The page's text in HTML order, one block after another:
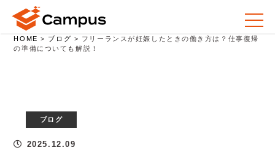
HOME > ブログ > フリーランスが妊娠したときの働き方は？仕事復帰
の準備についても解説！
ブログ
2025.12.09